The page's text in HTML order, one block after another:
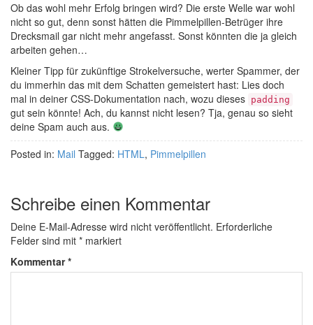
Ob das wohl mehr Erfolg bringen wird? Die erste Welle war wohl
nicht so gut, denn sonst hätten die Pimmelpillen-Betrüger ihre
Drecksmail gar nicht mehr angefasst. Sonst könnten die ja gleich
arbeiten gehen…
Kleiner Tipp für zukünftige Strokelversuche, werter Spammer, der
du immerhin das mit dem Schatten gemeistert hast: Lies doch
mal in deiner CSS-Dokumentation nach, wozu dieses padding
gut sein könnte! Ach, du kannst nicht lesen? Tja, genau so sieht
deine Spam auch aus.
Posted in: Mail Tagged: HTML, Pimmelpillen
Schreibe einen Kommentar
Deine E-Mail-Adresse wird nicht veröffentlicht. Erforderliche
Felder sind mit * markiert
Kommentar*